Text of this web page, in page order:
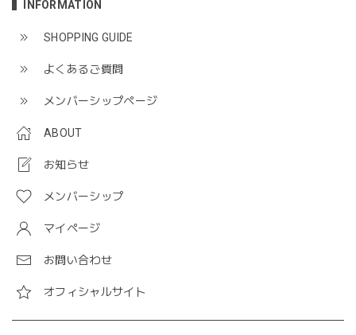
INFORMATION
SHOPPING GUIDE
よくあるご質問
メンバーシップページ
ABOUT
お知らせ
メンバーシップ
マイページ
お問い合わせ
オフィシャルサイト